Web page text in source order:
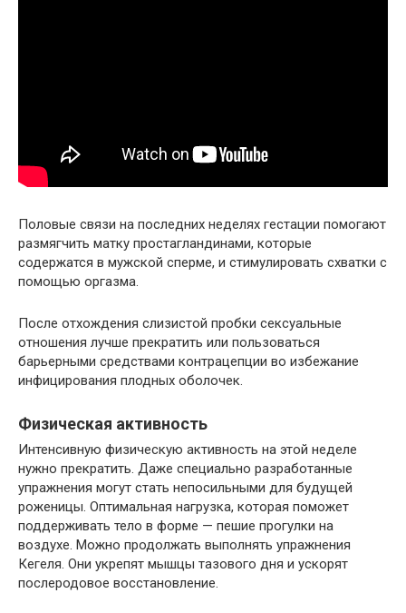
Половые связи на последних неделях гестации помогают
размягчить матку простагландинами, которые
содержатся в мужской сперме, и стимулировать схватки с
помощью оргазма.
После отхождения слизистой пробки сексуальные
отношения лучше прекратить или пользоваться
барьерными средствами контрацепции во избежание
инфицирования плодных оболочек.
Физическая активность
Интенсивную физическую активность на этой неделе
нужно прекратить. Даже специально разработанные
упражнения могут стать непосильными для будущей
роженицы. Оптимальная нагрузка, которая поможет
поддерживать тело в форме — пешие прогулки на
воздухе. Можно продолжать выполнять упражнения
Кегеля. Они укрепят мышцы тазового дня и ускорят
послеродовое восстановление.